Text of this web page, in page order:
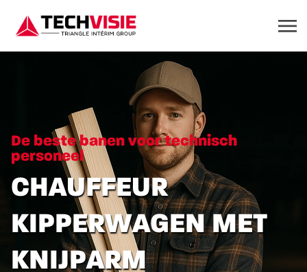
De beste banen voor technisch
personeel
CHAUFFEUR
KIPPERWAGEN MET
KNIJPARM